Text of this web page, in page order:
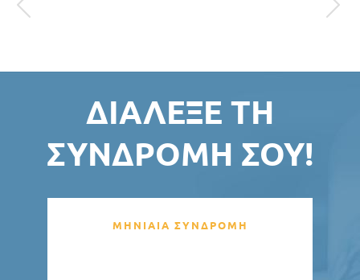
ΔΙΆΛΕΞΕ ΤΗ
ΣΥΝΔΡΟΜΉ ΣΟΥ!
ΜΗΝΙΑΙΑ ΣΥΝΔΡΟΜΗ